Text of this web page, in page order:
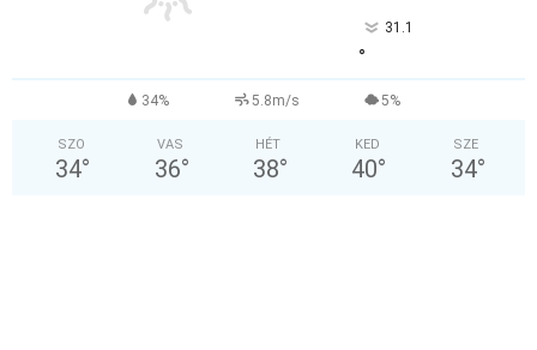
31.1
°
34% 5.8m/s 5%
SZO
34°
VAS
36°
HÉT
38°
KED
40°
SZE
34°